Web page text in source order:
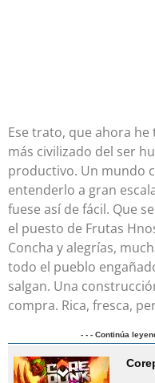
Ese trato, que ahora
más civilizado del ser
productivo. Un mundo
entenderlo a gran
fuese así de fácil. Que
el puesto de Frutas
Concha y alegrías,
todo el pueblo
salgan. Una
compra. Rica, fresca,
- - - Continúa